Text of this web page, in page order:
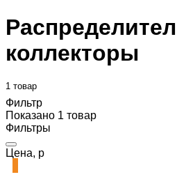
коллекторы
1 товар
Фильтр
Показано 1 товар
Фильтры
Цена, р